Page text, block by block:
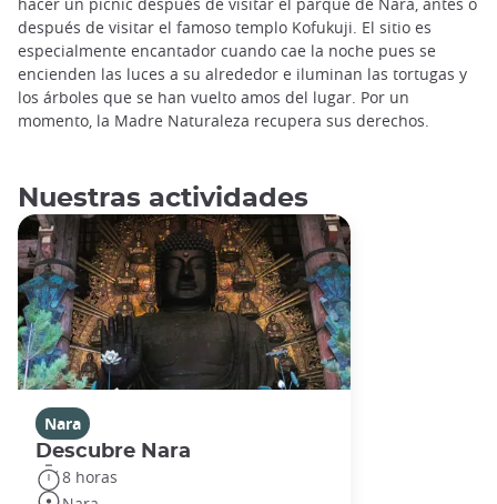
después de visitar el famoso templo Kofukuji. El sitio es
especialmente encantador cuando cae la noche pues se
encienden las luces a su alrededor e iluminan las tortugas y
los árboles que se han vuelto amos del lugar. Por un
momento, la Madre Naturaleza recupera sus derechos.
Nuestras actividades
Nara
Descubre Nara
8 horas